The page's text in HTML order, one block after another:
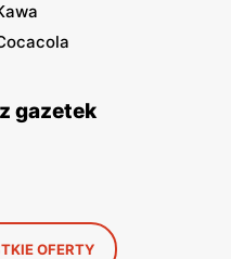
gazetek
OFERTY